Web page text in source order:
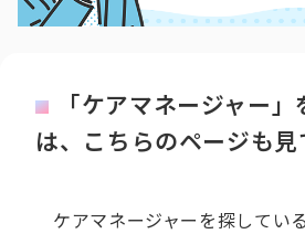
「ケアマネージャー
は、こちらのページも見
ケアマネージャーを探してい